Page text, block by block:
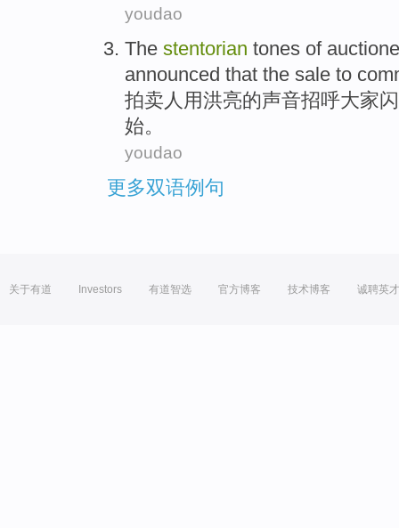
youdao
The stentorian tones of
announced that the sale to
拍卖人 用洪亮的声音招呼大家
始。
youdao
更多双语例句
关于有道 Investors 有道智选 官方博客 技术博客 诚聘英才